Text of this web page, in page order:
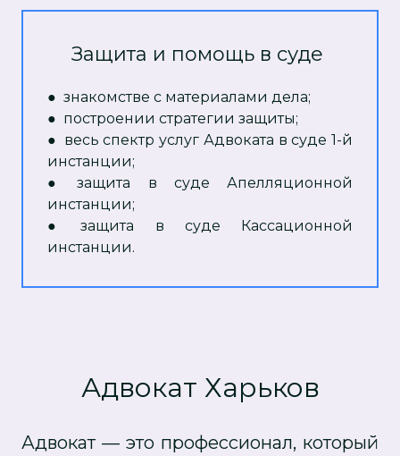
Защита и помощь в суде
● знакомстве с материалами дела;
● построении стратегии защиты;
● весь спектр услуг Адвоката в суде 1-й
инстанции;
●защита в суде Апелляционной
инстанции;
●защита в суде Кассационной
инстанции.
Адвокат Харьков
Адвокат — это профессионал, который